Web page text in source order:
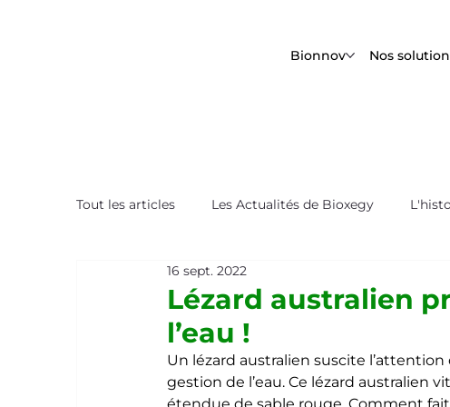
Bionnov Nos
Tout les articles Les Actualités de Bioxegy
Le Saviez-Vous ?
Lézard australien
l’eau !
16 sept. 2022
Un lézard australien suscite
gestion de l’eau. Ce lézard australien